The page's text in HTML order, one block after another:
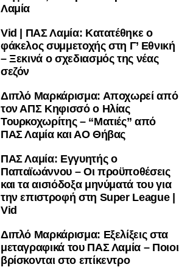
Λαμία
Vid | ΠΑΣ Λαμία: Κατατέθηκε ο
φάκελος συμμετοχής στη Γ’ Εθνική
– Ξεκινά ο σχεδιασμός της νέας
σεζόν
Διπλό Μαρκάρισμα: Αποχωρεί από
τον ΑΠΣ Κηφισσό ο Ηλίας
Τουρκοχωρίτης – “Ματιές” από
ΠΑΣ Λαμία και ΑΟ Θήβας
ΠΑΣ Λαμία: Εγγυητής ο
Παπαϊωάννου – Οι προϋποθέσεις
και τα αισιόδοξα μηνύματά του για
την επιστροφή στη Super League |
Vid
Διπλό Μαρκάρισμα: Εξελίξεις στα
μεταγραφικά του ΠΑΣ Λαμία – Ποιοι
βρίσκονται στο επίκεντρο